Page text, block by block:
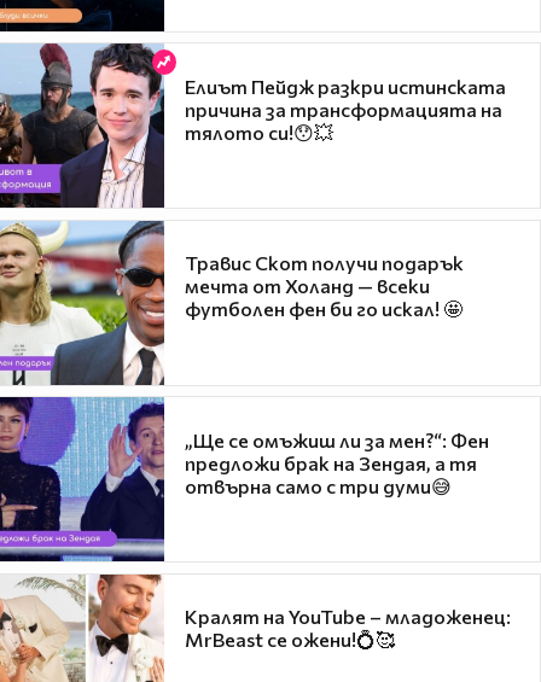
Елиът Пейдж разкри истинската
причина за трансформацията на
тялото си!😯💥
Травис Скот получи подарък
мечта от Холанд — всеки
футболен фен би го искал! 🤩
„Ще се омъжиш ли за мен?“: Фен
предложи брак на Зендая, а тя
отвърна само с три думи😅
Кралят на YouTube – младоженец:
MrBeast се ожени!💍🥰